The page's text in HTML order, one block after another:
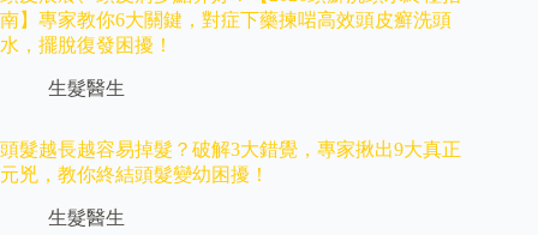
南】專家教你6大關鍵，對症下藥揀啱高效頭皮癬洗頭
水，擺脫復發困擾！
生髮醫生
頭髮越長越容易掉髮？破解3大錯覺，專家揪出9大真正
元兇，教你終結頭髮變幼困擾！
生髮醫生